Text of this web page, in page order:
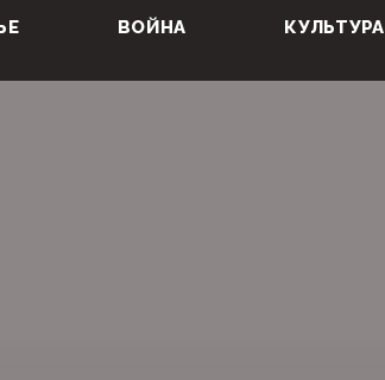
ВОЙНА КУЛЬТУРА